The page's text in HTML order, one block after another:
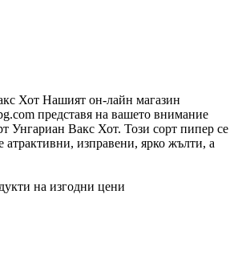
Хот Нашият он-лайн магазин
представя на вашето внимание
Унгариан Вакс Хот. Този сорт пипер се
атрактивни, изправени, ярко жълти, а
на изгодни цени